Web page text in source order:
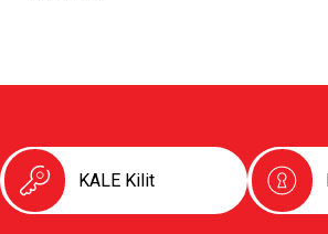
KALE Kilit